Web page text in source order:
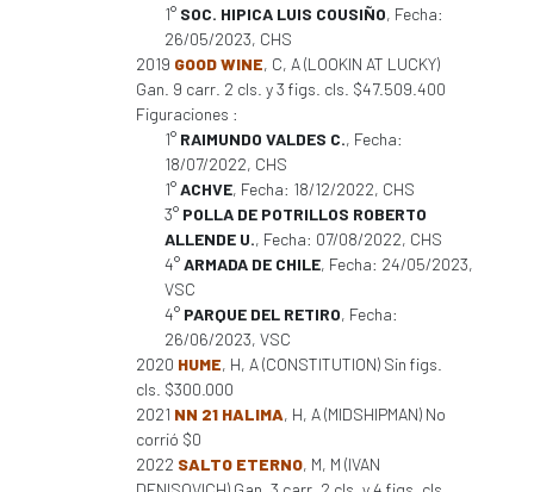
1° SOC. HIPICA LUIS COUSIÑO, Fecha:
26/05/2023, CHS
2019 GOOD WINE, C, A (LOOKIN AT LUCKY)
Gan. 9 carr. 2 cls. y 3 figs. cls. $47.509.400
Figuraciones :
1° RAIMUNDO VALDES C., Fecha:
18/07/2022, CHS
1°ACHVE, Fecha: 18/12/2022, CHS
3° POLLA DE POTRILLOS ROBERTO
ALLENDE U., Fecha: 07/08/2022, CHS
4°ARMADA DE CHILE, Fecha: 24/05/2023,
VSC
4° PARQUE DEL RETIRO, Fecha:
26/06/2023, VSC
2020 HUME, H, A (CONSTITUTION) Sin figs.
cls. $300.000
2021 NN 21 HALIMA, H, A (MIDSHIPMAN) No
corrió $0
2022 SALTO ETERNO, M, M (IVAN